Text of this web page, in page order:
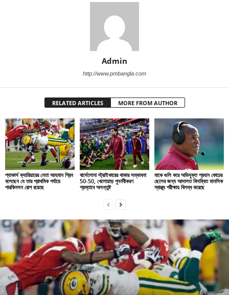
Admin
http://www.pmbangla.com
RELATED ARTICLES MORE FROM AUTHOR
প্যাকার্স ক্যারিয়ারের নেতা আহমান গ্রিন
বলেছেন যে তার প্রাথমিক পর্যায়ে
পারকিনসন রোগ রয়েছে
বার্সেলোনা স্ট্রাইকারের থাকার সম্ভাবনা
50-50, খেলোয়াড় পুনর্নবীকরণ
প্রস্তাবে অসন্তুষ্ট
মাকে গুলি করে অভিযুক্ত প্রধান কোচের
ছেলের জন্য আদালত বিলম্বিত মানসিক
স্বাস্থ্য পরীক্ষায় বিলম্ব করেছে